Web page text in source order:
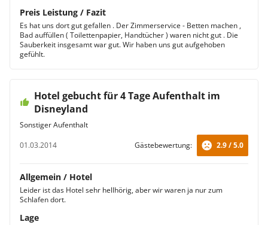
Preis Leistung / Fazit
Es hat uns dort gut gefallen . Der Zimmerservice - Betten machen ,
Bad auffüllen ( Toilettenpapier, Handtücher ) waren nicht gut . Die
Sauberkeit insgesamt war gut. Wir haben uns gut aufgehoben
gefühlt.
Hotel gebucht für 4 Tage Aufenthalt im
Disneyland
Sonstiger Aufenthalt
01.03.2014
Gästebewertung: 2.9 / 5.0
Allgemein / Hotel
Leider ist das Hotel sehr hellhörig, aber wir waren ja nur zum
Schlafen dort.
Lage